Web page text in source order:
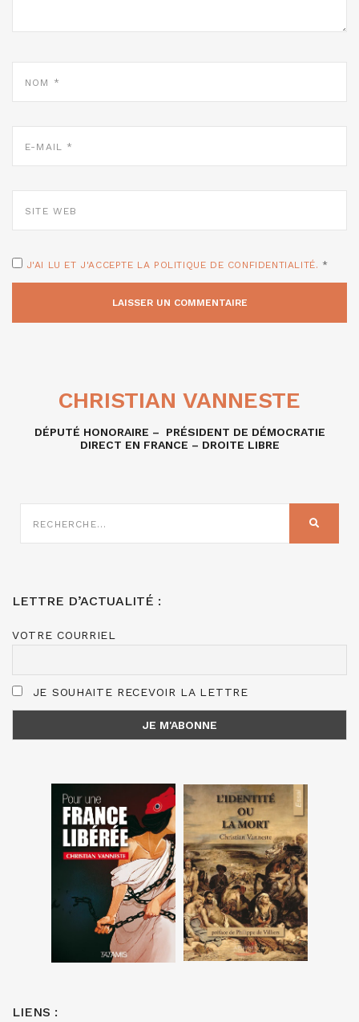
MAIL
WEB
J'AI LU ET J'ACCEPTE LA POLITIQUE DE CONFIDENTIALITÉ. *
CHRISTIAN VANNESTE
DÉPUTÉ HONORAIRE – PRÉSIDENT DE DÉMOCRATIE
DIRECT EN FRANCE – DROITE LIBRE
SUR
LETTRE D’ACTUALITÉ :
VOTRE COURRIEL
JE SOUHAITE RECEVOIR LA LETTRE
LIENS :